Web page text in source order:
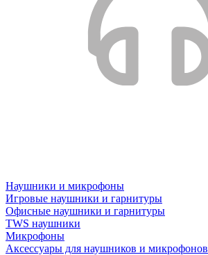
Наушники и микрофоны
Игровые наушники и гарнитуры
Офисные наушники и гарнитуры
TWS наушники
Микрофоны
Аксессуары для наушников и микрофонов